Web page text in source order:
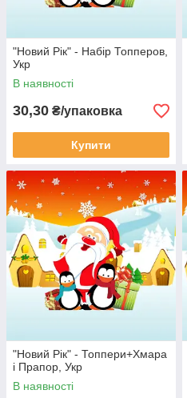
"Новий Рік" - Набір Топперов,
Укр
В наявності
30,30 ₴/упаковка
Купити
"Новий Рік" - Топпери+Хмара
і Прапор, Укр
В наявності